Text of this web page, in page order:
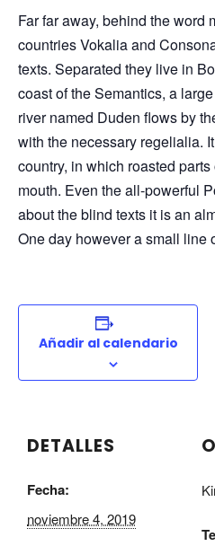
Far far away, behind the word
countries Vokalia and
texts. Separated they live in
coast of the Semantics, a
river named Duden flows by
with the necessary regelialia.
country, in which roasted
mouth. Even the all-powerful
about the blind texts it is an
One day however a small line
Añadir al calendario
DETALLES
Fecha:
noviembre 4, 2019